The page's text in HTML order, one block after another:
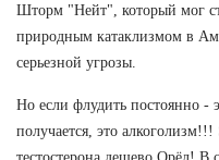
Шторм "Нейт", который мог
природным катаклизмом в
серьезной угрозы.
Но если флудить постоянно -
получается, это